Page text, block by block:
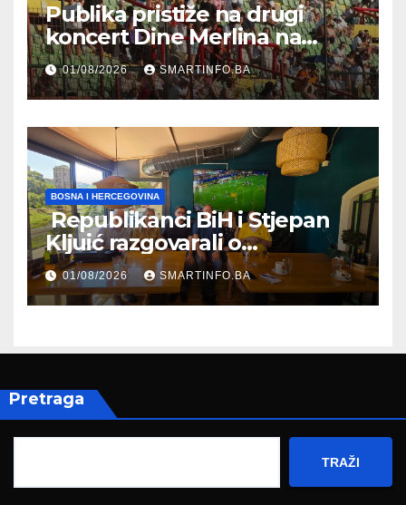
Publika pristiže na drugi
koncert Dine Merlina na
Koševu
01/08/2026 SMARTINFO.BA
BOSNA I HERCEGOVINA
Republikanci BiH i Stjepan
Kljuić razgovarali o
evropskom putu Bosne i
Hercegovine
01/08/2026 SMARTINFO.BA
Pretraga
TRAŽI